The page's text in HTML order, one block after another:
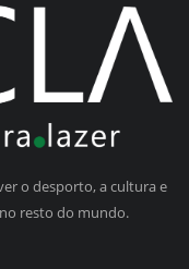
o desporto, a cultura e
resto do mundo.